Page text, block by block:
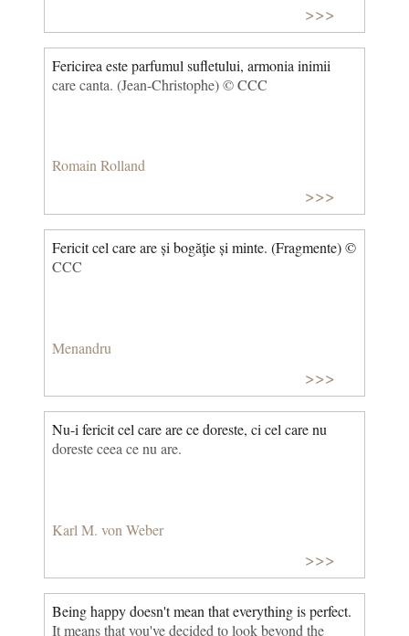
>>>
Fericirea este parfumul sufletului, armonia inimii
care canta. (Jean-Christophe) © CCC
Romain Rolland
>>>
Fericit cel care are și bogăţie și minte. (Fragmente) ©
CCC
Menandru
>>>
Nu-i fericit cel care are ce doreste, ci cel care nu
doreste ceea ce nu are.
Karl M. von Weber
>>>
Being happy doesn't mean that everything is perfect.
It means that you've decided to look beyond the